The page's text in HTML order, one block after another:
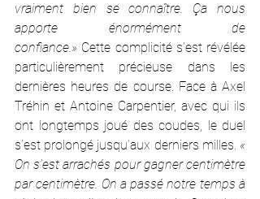
vraiment bien se connaître. Ça nous
apporte énormément de
confiance.» Cette complicité s’est révélée
particulièrement précieuse dans les
dernières heures de course. Face à Axel
Tréhin et Antoine Carpentier, avec qui ils
ont longtemps joué des coudes, le duel
s’est prolongé jusqu’aux derniers milles. «
On s’est arrachés pour gagner centimètre
par centimètre. On a passé notre temps à